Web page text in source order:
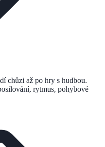
chůzi až po hry s hudbou.
rytmus, pohybové